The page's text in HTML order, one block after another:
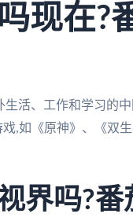
现在?
生活、工作和学习的
,如《原神》、《双
界吗?